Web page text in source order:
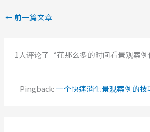
← 前一篇文章
1人评论了“花那么多的时间看景观案例
Pingback:一个快速消化景观案例的技